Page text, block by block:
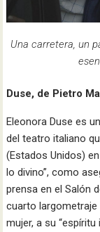
Una carretera, un
Duse, de Pietro
Eleonora Duse es
del teatro italiano
(Estados Unidos)
lo divino”, como
prensa en el Salón
cuarto
mujer, a su